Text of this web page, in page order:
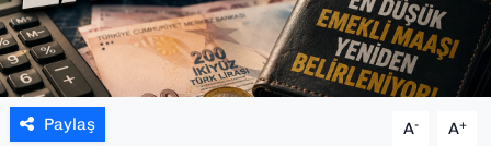
Paylaş A- A+